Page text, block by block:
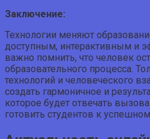
Заключение:
Технологии меняют
доступным, интерактивным и
важно помнить, что человек
образовательного процесса.
технологий и человеческого
создать гармоничное и
которое будет отвечать
готовить студентов к